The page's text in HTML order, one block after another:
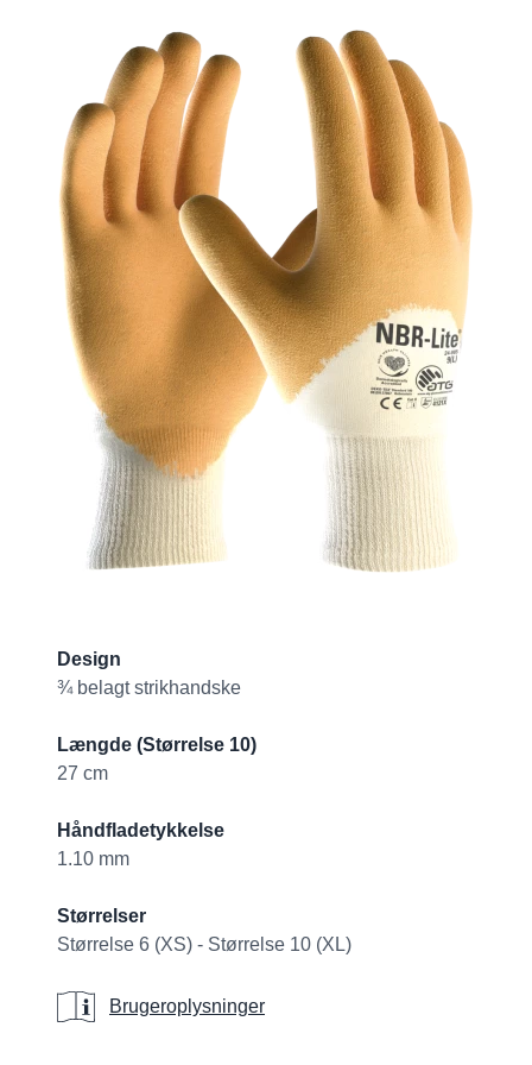
Product information
Design
¾ belagt strikhandske
Længde (Størrelse 10)
27 cm
Håndfladetykkelse
1.10 mm
Størrelser
Størrelse 6 (XS) - Størrelse 10 (XL)
Brugeroplysninger
Brugeroplysninger